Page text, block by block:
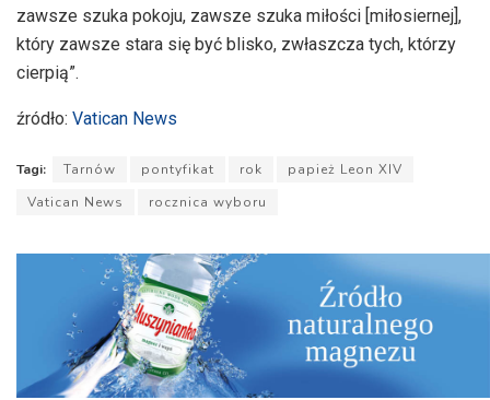
zawsze szuka pokoju, zawsze szuka miłości [miłosiernej],
który zawsze stara się być blisko, zwłaszcza tych, którzy
cierpią”.
źródło: Vatican News
Tagi: Tarnów pontyfikat rok
papież Leon XIV
Vatican News
rocznica wyboru